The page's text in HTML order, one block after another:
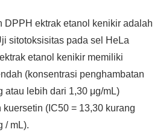
DPPH ektrak etanol kenikir adalah
sitotoksisitas pada sel HeLa
etanol kenikir memiliki
(konsentrasi penghambatan
atau lebih dari 1,30 μg/mL)
(IC50 = 13,30 kurang
/ mL).